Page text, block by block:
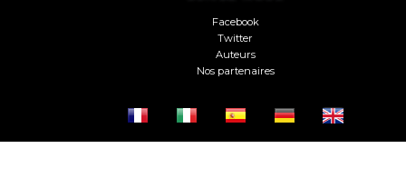
Facebook
Twitter
Auteurs
Nos partenaires